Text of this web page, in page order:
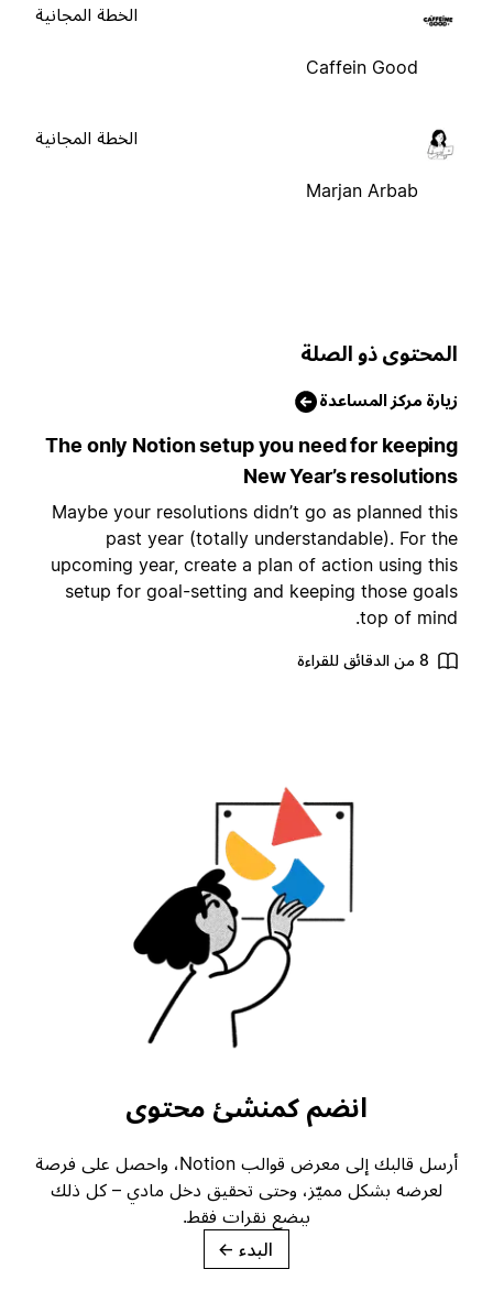
Caffein Good
الخطة المجانية
Marjan Arbab
الخطة المجانية
ذو الصلة
مركز المساعدة
The only Notion setup you need for
New Year’s
Maybe your resolutions didn’t go as planned
past year (totally understandable). For
upcoming year, create a plan of action using
setup for goal-setting and keeping those
top of
8 من الدقائق للقراءة
انضم كمنشئ محتوى
أرسل قالبك إلى معرض قوالب Notion، واحصل على فرصة
لعرضه بشكل مميّز، وحتى تحقيق دخل مادي – كل ذلك
ببضع نقرات فقط.
→